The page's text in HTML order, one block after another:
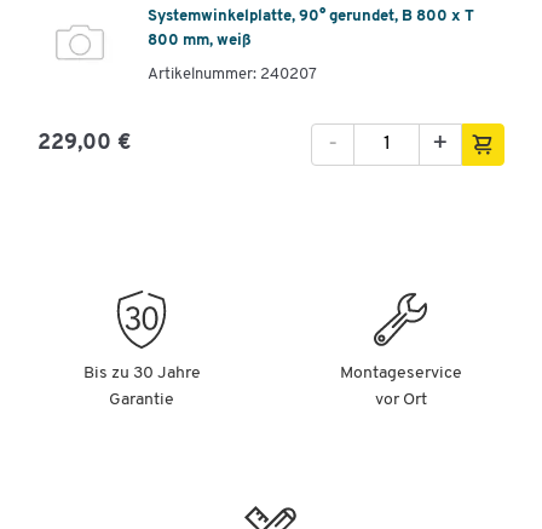
Systemwinkelplatte, 90° gerundet, B 800 x T
800 mm, weiß
Artikelnummer: 240207
229,00 € +
-
Bis zu 30 Jahre
Garantie
Montageservice
vor Ort